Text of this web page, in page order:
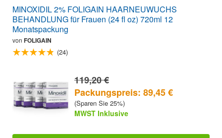
MINOXIDIL 2% FOLIGAIN HAARNEUWUCHS
BEHANDLUNG für Frauen (24 fl oz) 720ml 12
Monatspackung
von FOLIGAIN
(24)
119,20 €
Packungspreis: 89,45 €
(Sparen Sie 25%)
MWST Inklusive